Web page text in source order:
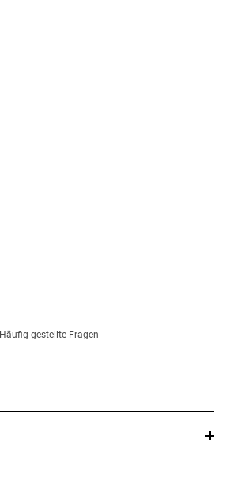
Häufig gestellte Fragen